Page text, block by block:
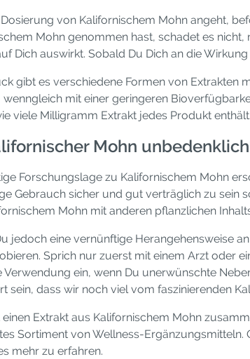
von Kalifornischem Mohn angeht,
Mohn genommen hast, schadet es
Dich auswirkt. Sobald Du Dich an die
gibt es verschiedene Formen von Extrakten
wenngleich mit einer geringeren
viele Milligramm Extrakt jedes Produkt enthält.
Mohn
Forschungslage zu Kalifornischem Mohn
Gebrauch sicher und gut verträglich zu sein
Mohn mit anderen pflanzlichen
jedoch eine vernünftige Herangehensweise
Sprich nur zuerst mit einem Arzt oder
Verwendung ein, wenn Du unerwünschte
sein, dass wir noch viel vom faszinierenden
einen Extrakt aus Kalifornischem Mohn
Sortiment von Wellness-Ergänzungsmitteln.
mehr zu erfahren.